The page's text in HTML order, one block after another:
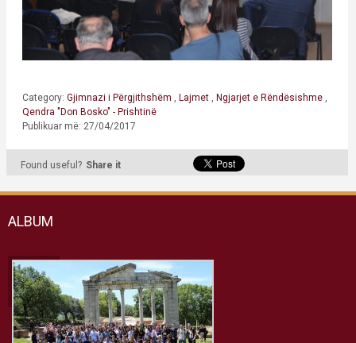
Category: Gjimnazi i Përgjithshëm Lajmet Ngjarjet e Rëndësishme
Qendra "Don Bosko" - Prishtinë
Publikuar më: 27/04/2017
Found useful? Share it
ALBUM